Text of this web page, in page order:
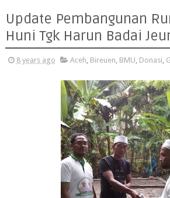
Update Pembangunan
Huni Tgk Harun Badai
8 years ago Aceh, Bireuen, BMU, Donasi,